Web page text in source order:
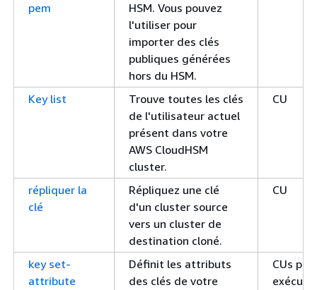
pem
HSM. Vous pouvez
l'utiliser pour
importer des clés
publiques générées
hors du HSM.
Key list
Trouve toutes les clés
de l'utilisateur actuel
présent dans votre
AWS CloudHSM
cluster.
CU
répliquer la
clé
Répliquez une clé
d'un cluster source
vers un cluster de
destination cloné.
CU
key set-
attribute
Définit les attributs
des clés de votre
CUs